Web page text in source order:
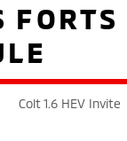
FORTS
Colt 1.6 HEV Invite